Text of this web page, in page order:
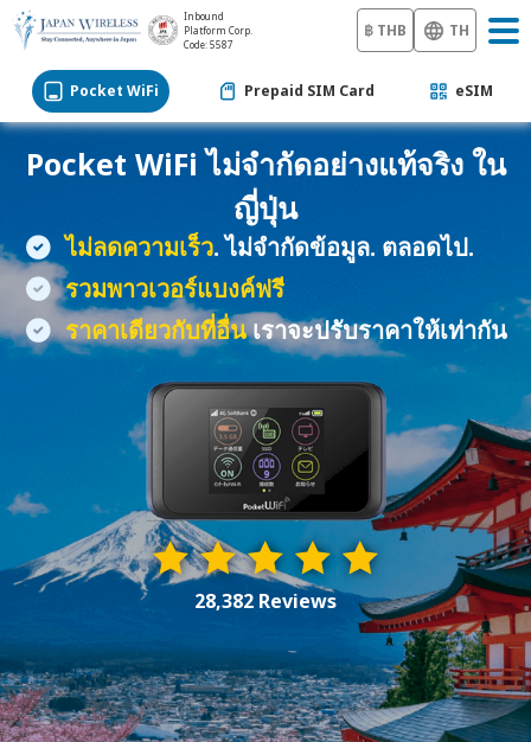
Inbound
Platform Corp.
Code: 5587
฿ THB TH
Pocket WiFi Prepaid SIM Card eSIM
Pocket WiFi ไม่จำกัดอย่างแท้จริง ใน
ญี่ปุ่น
ไม่ลดความเร็ว. ไม่จำกัดข้อมูล. ตลอดไป.
รวมพาวเวอร์แบงค์ฟรี
ราคาเดียวกับที่อื่นเราจะปรับราคาให้เท่ากัน
28,382 Reviews